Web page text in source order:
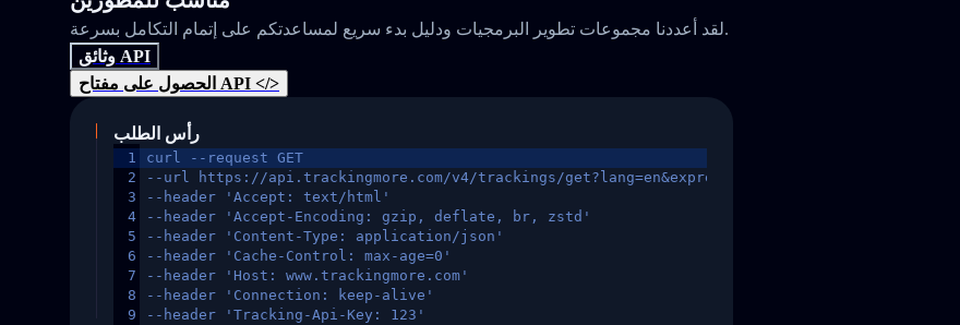
لقد أعددنا مجموعات تطوير البرمجيات ودليل بدء سريع لمساعدتكم على إتمام التكامل بسرعة.
وثائق API
الحصول على مفتاح API </>
رأس الطلب
1
2
3
4
5
6
7
8
9
curl --request GET
--url https://api.trackingmore.com/v4/trackings/get?lang=en&express=ups&tracknumber=1939155131
--header 'Accept: text/html'
--header 'Accept-Encoding: gzip, deflate, br, zstd'
--header 'Content-Type: application/json'
--header 'Cache-Control: max-age=0'
--header 'Host: www.trackingmore.com'
--header 'Connection: keep-alive'
--header 'Tracking-Api-Key: 123'